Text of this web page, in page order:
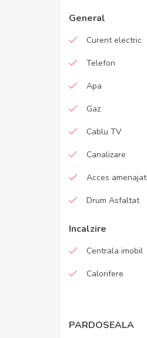
General
Curent electric
Telefon
Apa
Gaz
Cablu TV
Canalizare
Acces amenajat
Drum Asfaltat
Incalzire
Centrala imobil
Calorifere
PARDOSEALA